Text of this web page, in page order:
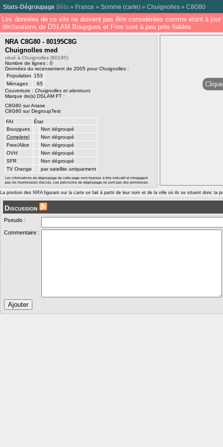
Stats-Dégroupage Bêta » France » Somme (carte) » Chuignolles » C8G80
Les données de ce site ne doivent pas être considérées comme étant à
déclarations de DSLAM Bouygues et Free sont à peu près fiables.
NRA C8G80 - 80195C8G
Chuignolles med
situé à Chuignolles (80195)
Nombre de lignes : 0
Données du recensement de 2005 pour Chuignolles :
Population
153
Ménages
65
Couverture : Chuignolles et alentours
Marque de(s) DSLAM FT :
C8G80 sur Ariase
C8G80 sur DegroupTest
FAI
État
Bouygues
Non dégroupé
Completel
Non dégroupé
Free/Alice
Non dégroupé
OVH
Non dégroupé
SFR
Non dégroupé
TV Orange
par satellite uniquement
Les informations de dégroupage de cette page sont fournies à titre indicatif et n'engagent
pas les fournisseurs d'accès. Les prévisions de dégroupage ne sont pas des promesses.
La position des NRA figurant sur la carte se fait à partir de leur nom et de la ville où ils se situent donc la
Discussion
Pseudo :
Commentaire :